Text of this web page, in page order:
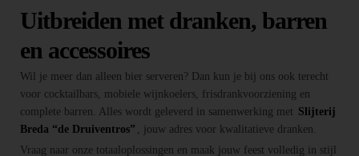
Uitbreiden met dranken, barren
en accessoires
Wil je meer dan alleen bier serveren? Dan kun je bij ons ook terecht
voor cocktailbars, mobiele wijnkoelers, frisdrankvoorziening en
complete barren. Alles wordt geleverd in samenwerking met Slijterij
Breda “de Druiventros”
, jouw adres voor kwalitatieve dranken.
Vraag naar onze totaaloplossingen en maak jouw feest volledig in stijl